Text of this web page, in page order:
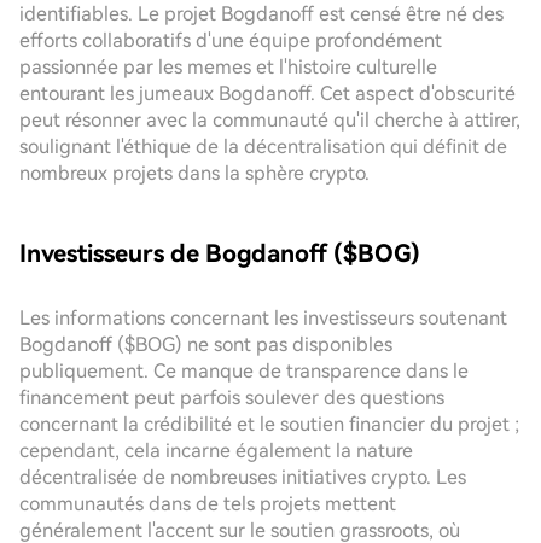
identifiables. Le projet Bogdanoff est censé être né des
efforts collaboratifs d'une équipe profondément
passionnée par les memes et l'histoire culturelle
entourant les jumeaux Bogdanoff. Cet aspect d'obscurité
peut résonner avec la communauté qu'il cherche à attirer,
soulignant l'éthique de la décentralisation qui définit de
nombreux projets dans la sphère crypto.
Investisseurs de Bogdanoff ($BOG)
Les informations concernant les investisseurs soutenant
Bogdanoff ($BOG) ne sont pas disponibles
publiquement. Ce manque de transparence dans le
financement peut parfois soulever des questions
concernant la crédibilité et le soutien financier du projet ;
cependant, cela incarne également la nature
décentralisée de nombreuses initiatives crypto. Les
communautés dans de tels projets mettent
généralement l'accent sur le soutien grassroots, où